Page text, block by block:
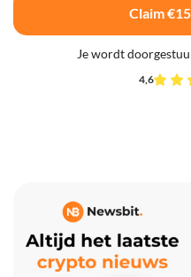
Claim
Je wordt
4,6